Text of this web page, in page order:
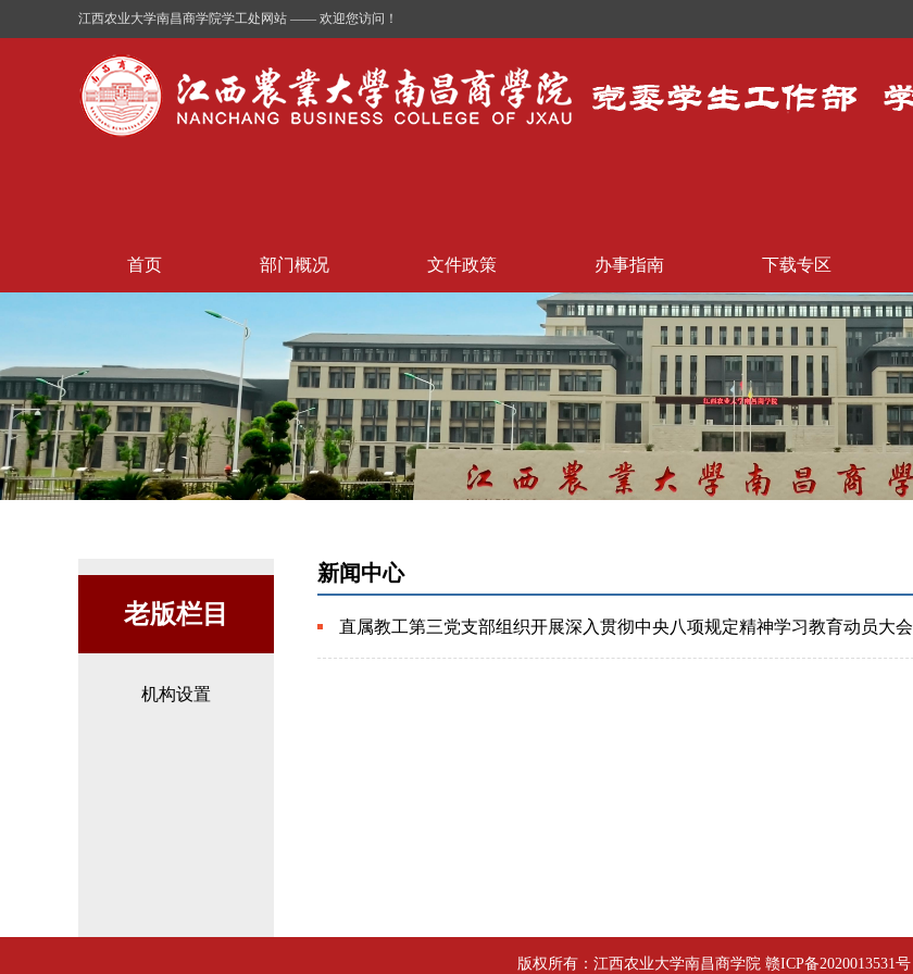
江西农业大学南昌商学院学工处网站 —— 欢迎您访问！
首页 部门概况 文件政策 办事指南 下载专区
老版栏目
机构设置
新闻中心
直属教工第三党支部组织开展深入贯彻中央八项规定精神学习教育动员大会
版权所有：江西农业大学南昌商学院 赣ICP备2020013531号